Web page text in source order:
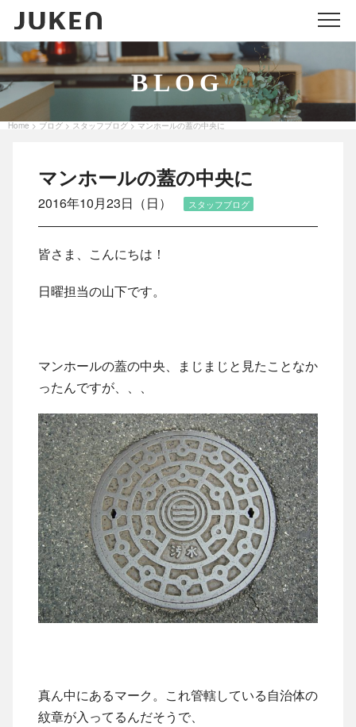
メ
BLOG
Home > ブログ > スタッフブログ > マンホールの蓋の中央に
マンホールの蓋の中央に
2016年10月23日（日） スタッフブログ
皆さま、こんにちは！
日曜担当の山下です。
マンホールの蓋の中央、まじまじと見たことなか
ったんですが、、、
真ん中にあるマーク。これ管轄している自治体の
紋章が入ってるんだそうで、